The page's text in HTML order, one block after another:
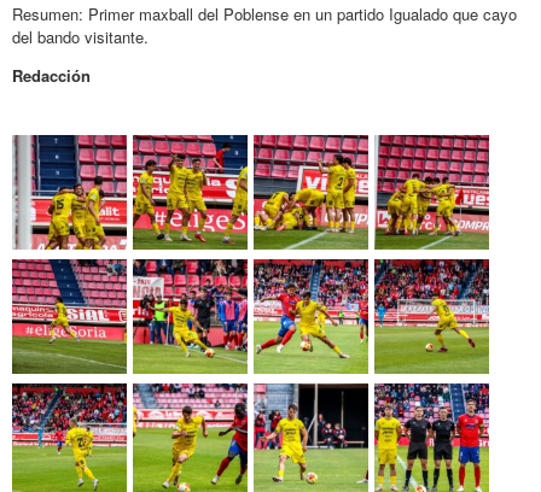
Resumen: Primer maxball del Poblense en un partido Igualado que cayo
del bando visitante.
Redacción